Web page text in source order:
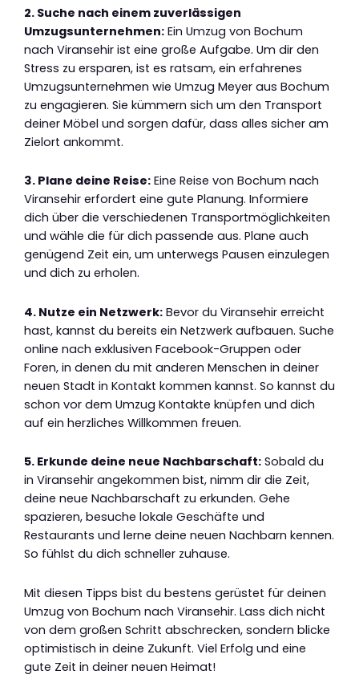
2. Suche nach einem zuverlässigen
Umzugsunternehmen: Ein Umzug von Bochum
nach Viransehir ist eine große Aufgabe. Um dir den
Stress zu ersparen, ist es ratsam, ein erfahrenes
Umzugsunternehmen wie Umzug Meyer aus Bochum
zu engagieren. Sie kümmern sich um den Transport
deiner Möbel und sorgen dafür, dass alles sicher am
Zielort ankommt.
3. Plane deine Reise: Eine Reise von Bochum nach
Viransehir erfordert eine gute Planung. Informiere
dich über die verschiedenen Transportmöglichkeiten
und wähle die für dich passende aus. Plane auch
genügend Zeit ein, um unterwegs Pausen einzulegen
und dich zu erholen.
4. Nutze ein Netzwerk: Bevor du Viransehir erreicht
hast, kannst du bereits ein Netzwerk aufbauen. Suche
online nach exklusiven Facebook-Gruppen oder
Foren, in denen du mit anderen Menschen in deiner
neuen Stadt in Kontakt kommen kannst. So kannst du
schon vor dem Umzug Kontakte knüpfen und dich
auf ein herzliches Willkommen freuen.
5. Erkunde deine neue Nachbarschaft: Sobald du
in Viransehir angekommen bist, nimm dir die Zeit,
deine neue Nachbarschaft zu erkunden. Gehe
spazieren, besuche lokale Geschäfte und
Restaurants und lerne deine neuen Nachbarn kennen.
So fühlst du dich schneller zuhause.
Mit diesen Tipps bist du bestens gerüstet für deinen
Umzug von Bochum nach Viransehir. Lass dich nicht
von dem großen Schritt abschrecken, sondern blicke
optimistisch in deine Zukunft. Viel Erfolg und eine
gute Zeit in deiner neuen Heimat!